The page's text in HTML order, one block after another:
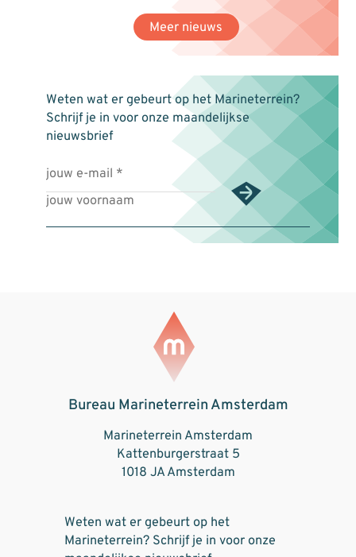
Meer nieuws
Weten wat er gebeurt op het Marineterrein?
Schrijf je in voor onze maandelijkse
nieuwsbrief
Bureau Marineterrein Amsterdam
Marineterrein Amsterdam
Kattenburgerstraat 5
1018 JA Amsterdam
Weten wat er gebeurt op het
Marineterrein? Schrijf je in voor onze